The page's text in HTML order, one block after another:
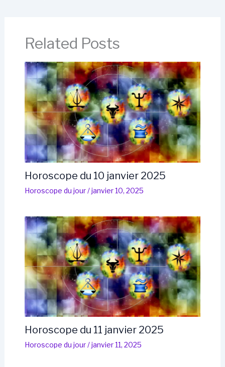
Related Posts
Horoscope du 10 janvier 2025
Horoscope du jour/janvier 10, 2025
Horoscope du 11 janvier 2025
Horoscope du jour/janvier 11, 2025